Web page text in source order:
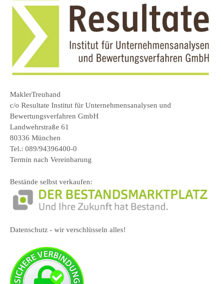
MaklerTreuhand
c/o Resultate Institut für Unternehmensanalysen und
Bewertungsverfahren GmbH
Landwehrstraße 61
80336 München
Tel.: 089/94396400-0
Termin nach Vereinbarung
Bestände selbst verkaufen:
Datenschutz - wir verschlüsseln alles!